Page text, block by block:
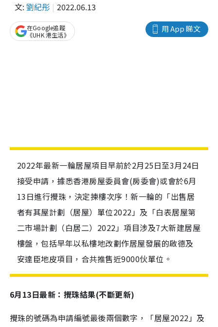
文: 劉紀彤 2022.06.13
用 App 睇文
在Google追蹤
《UHK 港生活》
2022年最新一輪居屋項目早前於2月25日至3月24日
接受申請，據悉香港房屋委員會(房委會)或會於6月
13日進行攪珠，決定揀樓次序！新一輪的「出售居
者有其屋計劃（居屋）單位2022」及「白表居屋第
二市場計劃（白居二）2022」項目涉及7大新建居屋
樓盤，包括早年以私樓地改劃作居屋發展的啟德及
安達臣地皮項目，合共推售近9000伙單位。
6月13日最新：攪珠結果(不斷更新)
攪珠的號碼為申請編號最後兩個數字，「居屋2022」及